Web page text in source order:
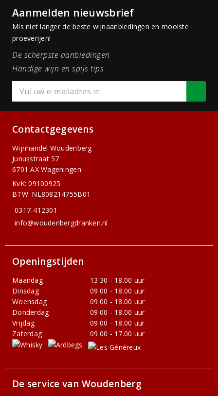
Aanmelden nieuwsbrief
Mis niet langer de beste wijnaanbiedingen en mooiste
proeverijen!
De scherpste aanbiedingen
Handige wijn en spijs tips
Contactgegevens
Wijnhandel Woudenberg
Junusstraat 57
6701 AX Wageningen
KvK: 09100925
BTW: NL808214755B01
0317-412301
info@woudenbergdranken.nl
Openingstijden
Maandag
13.30 - 18.00 uur
Dinsdag
09.00 - 18.00 uur
Woensdag
09.00 - 18.00 uur
Donderdag
09.00 - 18.00 uur
Vrijdag
09.00 - 18.00 uur
Zaterdag
09.00 - 17.00 uur
De service van Woudenberg